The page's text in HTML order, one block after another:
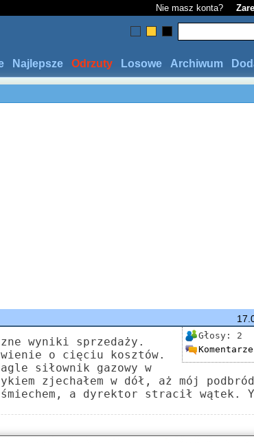
Nie masz konta?
Archiwum
Losowe
Odrzuty
Najlepsze
Głosy: 2
wyniki sprzedaży.
o cięciu kosztów.
siłownik gazowy w
zjechałem w dół, aż mój
a dyrektor stracił wątek.